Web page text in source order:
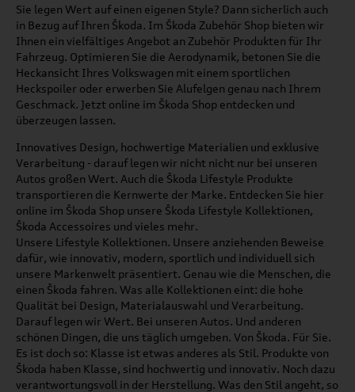
Sie legen Wert auf einen eigenen Style? Dann sicherlich auch
in Bezug auf Ihren Škoda. Im Škoda Zubehör Shop bieten wir
Ihnen ein vielfältiges Angebot an Zubehör Produkten für Ihr
Fahrzeug. Optimieren Sie die Aerodynamik, betonen Sie die
Heckansicht Ihres Volkswagen mit einem sportlichen
Heckspoiler oder erwerben Sie Alufelgen genau nach Ihrem
Geschmack. Jetzt online im Škoda Shop entdecken und
überzeugen lassen.
Innovatives Design, hochwertige Materialien und exklusive
Verarbeitung - darauf legen wir nicht nicht nur bei unseren
Autos großen Wert. Auch die Škoda Lifestyle Produkte
transportieren die Kernwerte der Marke. Entdecken Sie hier
online im Škoda Shop unsere Škoda Lifestyle Kollektionen,
Škoda Accessoires und vieles mehr.
Unsere Lifestyle Kollektionen. Unsere anziehenden Beweise
dafür, wie innovativ, modern, sportlich und individuell sich
unsere Markenwelt präsentiert. Genau wie die Menschen, die
einen Škoda fahren. Was alle Kollektionen eint: die hohe
Qualität bei Design, Materialauswahl und Verarbeitung.
Darauf legen wir Wert. Bei unseren Autos. Und anderen
schönen Dingen, die uns täglich umgeben. Von Škoda. Für Sie.
Es ist doch so: Klasse ist etwas anderes als Stil. Produkte von
Škoda haben Klasse, sind hochwertig und innovativ. Noch dazu
verantwortungsvoll in der Herstellung. Was den Stil angeht, so